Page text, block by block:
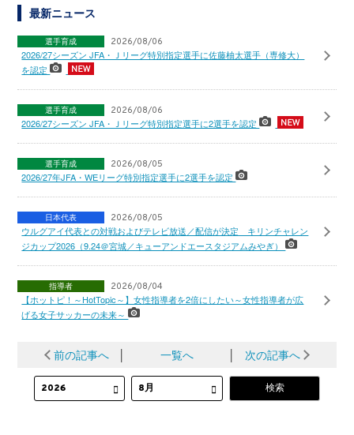
最新ニュース
選手育成 2026/08/06
2026/27シーズン JFA・Ｊリーグ特別指定選手に佐藤柚太選手（専修大）
を認定
選手育成 2026/08/06
2026/27シーズン JFA・Ｊリーグ特別指定選手に2選手を認定
選手育成 2026/08/05
2026/27年JFA・WEリーグ特別指定選手に2選手を認定
日本代表 2026/08/05
ウルグアイ代表との対戦およびテレビ放送／配信が決定 キリンチャレン
ジカップ2026（9.24＠宮城／キューアンドエースタジアムみやぎ）
指導者 2026/08/04
【ホットピ！～HotTopic～】女性指導者を2倍にしたい～女性指導者が広
げる女子サッカーの未来～
前の記事へ │ 一覧へ │ 次の記事へ